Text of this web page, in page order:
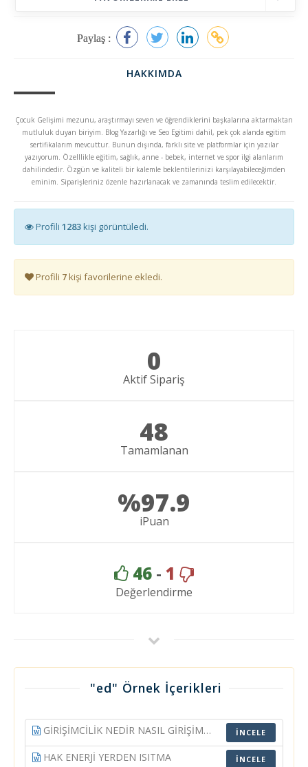
Paylaş :
HAKKIMDA
Çocuk Gelişimi mezunu, araştırmayı seven ve öğrendiklerini başkalarına aktarmaktan
mutluluk duyan biriyim. Blog Yazarlığı ve Seo Egitimi dahil, pek çok alanda egitim
sertifikalarım mevcuttur. Bunun dışında, farklı site ve platformlar için yazılar
yazıyorum. Özelllikle eğitim, sağlık, anne - bebek, internet ve spor ilgi alanlarım
dahilindedir. Özgün ve kaliteli bir kalemle beklentilerinizi karşılayabileceğimden
eminim. Siparişleriniz özenle hazırlanacak ve zamanında teslim edilecektir.
Profili 1283kişi görüntüledi.
Profili 7kişi favorilerine ekledi.
0
Aktif Sipariş
48
Tamamlanan
%97.9
iPuan
46 - 1
Değerlendirme
"ed" Örnek İçerikleri
GİRİŞİMCİLİK NEDİR NASIL GİRİŞİMCİ OLUNUR İNCELE
HAK ENERJİ YERDEN ISITMA İNCELE